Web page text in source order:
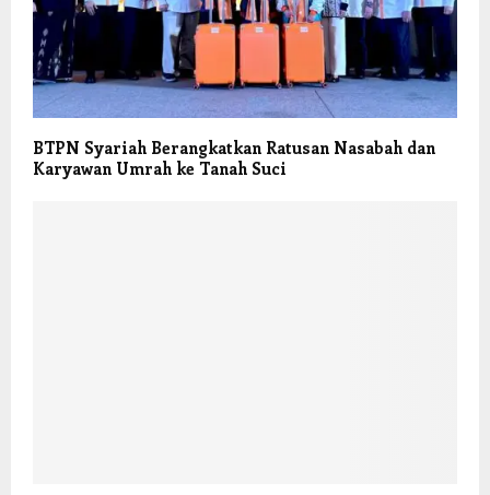
BTPN Syariah Berangkatkan Ratusan Nasabah dan
Karyawan Umrah ke Tanah Suci